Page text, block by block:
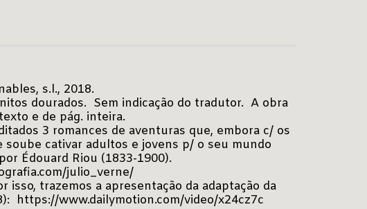
s.l., 2018.
dourados. Sem indicação do tradutor. A obra
e de pág. inteira.
3 romances de aventuras que, embora c/ os
cativar adultos e jovens p/ o seu mundo
Édouard Riou (1833-1900).
julio_verne/
trazemos a apresentação da adaptação da
https://www.dailymotion.com/video/x24cz7c